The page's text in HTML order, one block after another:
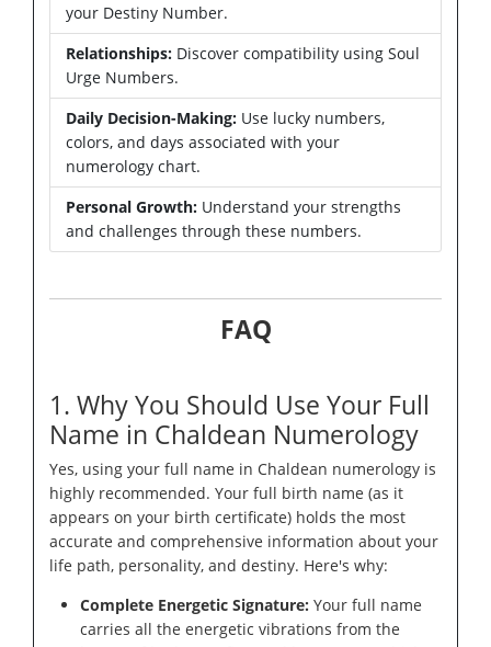
your Destiny Number.
Relationships: Discover compatibility using Soul
Urge Numbers.
Daily Decision-Making: Use lucky numbers,
colors, and days associated with your
numerology chart.
Personal Growth: Understand your strengths
and challenges through these numbers.
FAQ
1. Why You Should Use Your Full
Name in Chaldean Numerology
Yes, using your full name in Chaldean numerology is
highly recommended. Your full birth name (as it
appears on your birth certificate) holds the most
accurate and comprehensive information about your
life path, personality, and destiny. Here's why:
Complete Energetic Signature: Your full name
carries all the energetic vibrations from the